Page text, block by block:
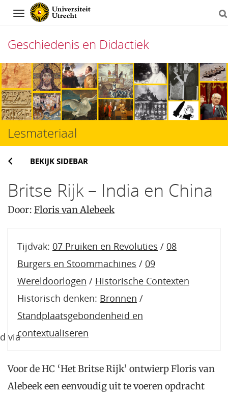
Navigation
Geschiedenis en Didactiek
Direct
naar
het
inhoud
via
Lesmateriaal
BEKIJK SIDEBAR
Britse Rijk – India en China
Door: Floris van Alebeek
Tijdvak: 07 Pruiken en Revoluties / 08
Burgers en Stoommachines / 09
Wereldoorlogen / Historische Contexten
Historisch denken: Bronnen /
Standplaatsgebondenheid en
contextualiseren
Voor de HC ‘Het Britse Rijk’ ontwierp Floris van
Alebeek een eenvoudig uit te voeren opdracht